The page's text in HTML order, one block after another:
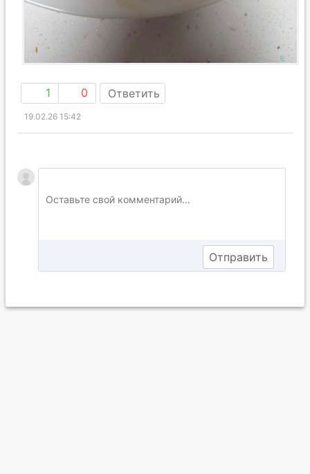
1 0 Ответить
19.02.26 15:42